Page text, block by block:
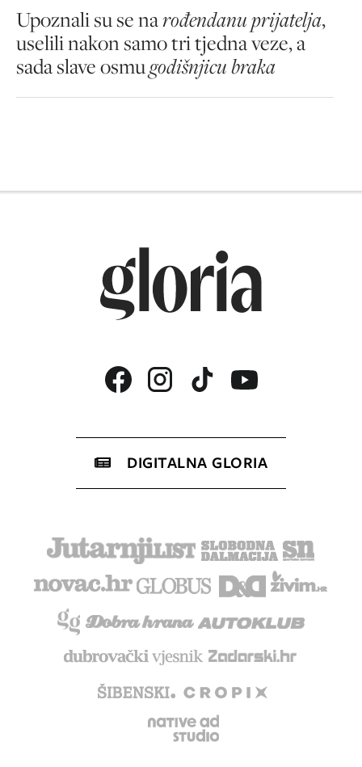
Upoznali su se narođendanu prijatelja,
uselili nakon samo tri tjedna veze, a
sada slave osmugodišnjicu braka
DIGITALNA GLORIA